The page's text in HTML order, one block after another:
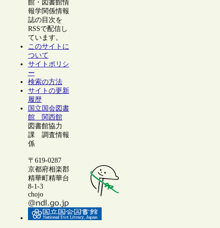
館・図書館情
報学関係情報
誌の目次を
RSSで配信し
ています。
このサイトに
ついて
サイトポリシ
ー
検索の方法
サイトの更新
履歴
国立国会図書
館 関西館
図書館協力
課 調査情報
係
〒619-0287
京都府相楽郡
精華町精華台
8-1-3
chojo